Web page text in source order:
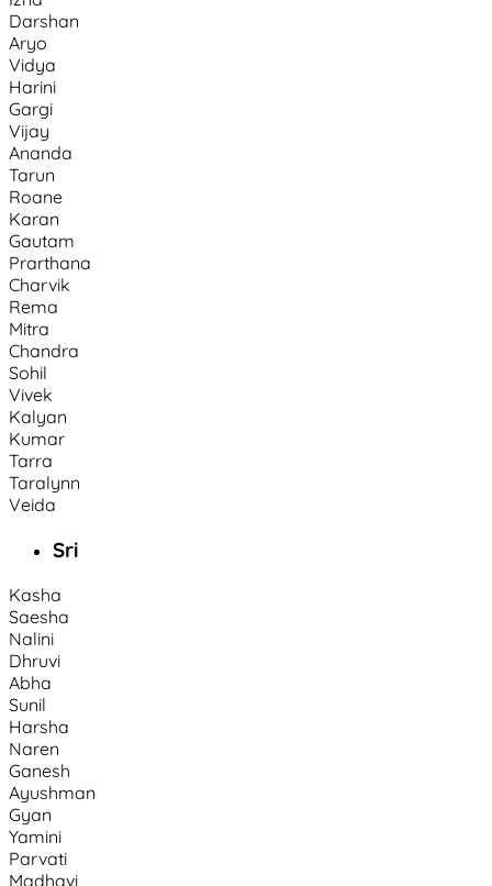
Darshan
Aryo
Vidya
Harini
Gargi
Vijay
Ananda
Tarun
Roane
Karan
Gautam
Prarthana
Charvik
Rema
Mitra
Chandra
Sohil
Vivek
Kalyan
Kumar
Tarra
Taralynn
Veida
Sri
Kasha
Saesha
Nalini
Dhruvi
Abha
Sunil
Harsha
Naren
Ganesh
Ayushman
Gyan
Yamini
Parvati
Madhavi